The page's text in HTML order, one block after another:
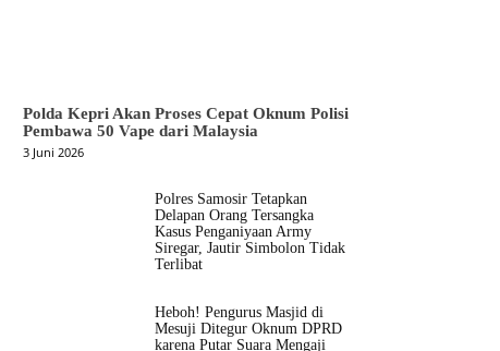
Polda Kepri Akan Proses Cepat Oknum Polisi
Pembawa 50 Vape dari Malaysia
3 Juni 2026
Polres Samosir Tetapkan
Delapan Orang Tersangka
Kasus Penganiyaan Army
Siregar, Jautir Simbolon Tidak
Terlibat
Heboh! Pengurus Masjid di
Mesuji Ditegur Oknum DPRD
karena Putar Suara Mengaji